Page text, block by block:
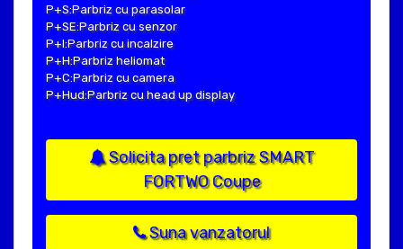
P+S:Parbriz cu parasolar
P+SE:Parbriz cu senzor
P+I:Parbriz cu incalzire
P+H:Parbriz heliomat
P+C:Parbriz cu camera
P+Hud:Parbriz cu head up display
Solicita pret parbriz SMART
FORTWO Coupe
Suna vanzatorul